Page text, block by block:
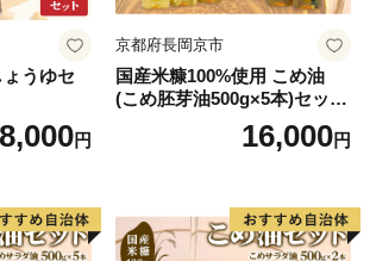
1336
furusato.jp
時00分～午後5時45分 (土曜日・日曜
田林市中野町東2の3の69 コーユービ
うゆセ
円
京都府長岡京市
国産米糠100%使用 こめ油
(こめ胚芽油500g×5本)セット
16,000円